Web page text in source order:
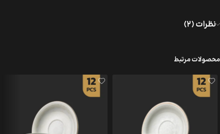
نظرات (2)
محصولات مرتبط